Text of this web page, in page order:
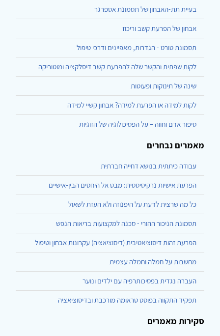
בעיית תת-האבחון של תסמונת אספרגר
אבחון של הפרעת קשב וריכוז
תסמונת טורט - הגדרות, מאפיינים ודרכי טיפול
לקות שפתית והקשר שלה להפרעת קשב דיסלקציה ומוטוריקה
שינה של תינוקות ופעוטות
לקות למידה או הפרעת למידה? אבחון קשיי למידה
סיפור אדם וחווה – על הפסיכולוגיה של הזוגיות
מאמרים נבחרים
עבודה כיתתית בנושא דחייה חברתית
הפרעת אישיות נרקיסיסטית: מבט אל היחסים הבין-אישיים
כל מה שרצית לדעת על היפנוזה ולא העזת לשאול
תסמונת הניכור ההורי - סכנה למקצועות בריאות הנפש
הפרעת זהות דיסוציאטיבית (דיסוציאציה) עקרונות אבחון וטיפול
מחשבות על חמלה וחמלה עצמית
העברה נגדית בפסיכותרפיה עם ילדים ונוער
תפקיד התקווה בפוסט טראומה מורכבת ובדיסוציאציה
סקירות מאמרים